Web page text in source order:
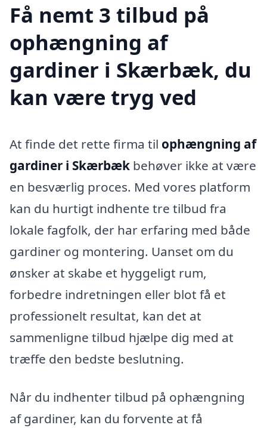
Få nemt 3 tilbud på
ophængning af
gardiner i Skærbæk, du
kan være tryg ved
At finde det rette firma til ophængning af
gardiner i Skærbæk behøver ikke at være
en besværlig proces. Med vores platform
kan du hurtigt indhente tre tilbud fra
lokale fagfolk, der har erfaring med både
gardiner og montering. Uanset om du
ønsker at skabe et hyggeligt rum,
forbedre indretningen eller blot få et
professionelt resultat, kan det at
sammenligne tilbud hjælpe dig med at
træffe den bedste beslutning.
Når du indhenter tilbud på ophængning
af gardiner, kan du forvente at få